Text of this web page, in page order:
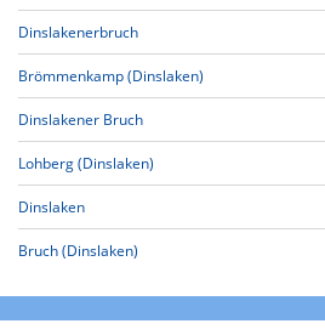
Dinslakenerbruch
Brömmenkamp (Dinslaken)
Dinslakener Bruch
Lohberg (Dinslaken)
Dinslaken
Bruch (Dinslaken)